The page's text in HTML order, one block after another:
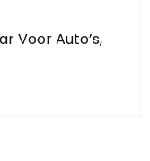
Voor Auto’s,